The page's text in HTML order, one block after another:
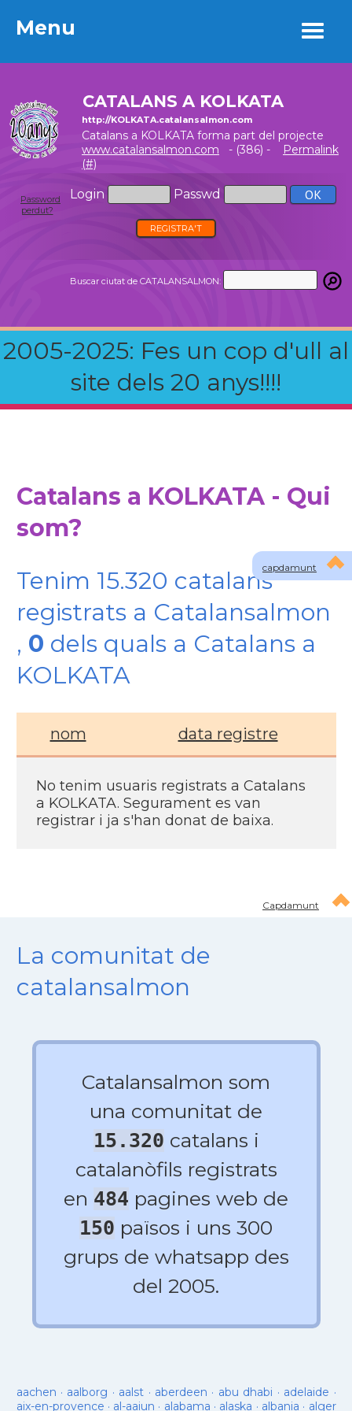
Menu
CATALANS A KOLKATA
http://KOLKATA.catalansalmon.com
Catalans a KOLKATA forma part del projecte
www.catalansalmon.com - (386) -
Permalink
(#)
Login Passwd
Password
perdut?
REGISTRA'T
Buscar ciutat de CATALANSALMON:
2005-2025: Fes un cop d'ull al
site dels 20 anys!!!!
Menu
capdamunt
Catalans a KOLKATA - Qui
som?
Tenim 15.320 catalans
registrats a Catalansalmon
, 0 dels quals a Catalans a
KOLKATA
nom data registre
No tenim usuaris registrats a Catalans
a KOLKATA. Segurament es van
registrar i ja s'han donat de baixa.
Capdamunt
La comunitat de
catalansalmon
Catalansalmon som
una comunitat de
15.320 catalans i
catalanòfils registrats
en 484 pagines web de
150 països i uns 300
grups de whatsapp des
del 2005.
aachen · aalborg · aalst · aberdeen · abu dhabi · adelaide ·
aix-en-provence · al-aaiun · alabama · alaska · albania · alger